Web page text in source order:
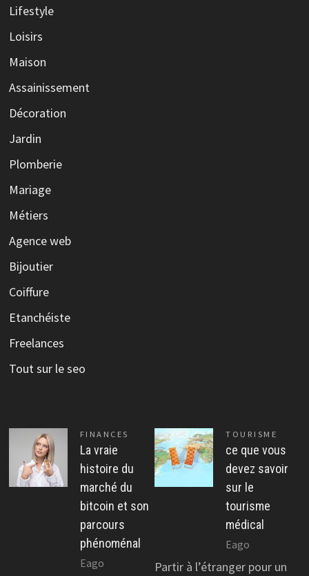
Lifestyle
Loisirs
Maison
Assainissement
Décoration
Jardin
Plomberie
Mariage
Métiers
Agence web
Bijoutier
Coiffure
Etanchéiste
Freelances
Tout sur le seo
FINANCES
La vraie
histoire du
marché du
bitcoin et son
parcours
phénoménal
Eago
TOURISME
ce que vous
devez savoir
sur le
tourisme
médical
Eago
Partir à l’étranger pour un